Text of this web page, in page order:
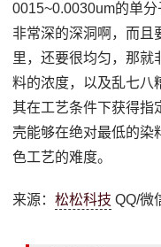
0015~0.0030um的单
非常深的深洞啊，而且
里，还要很均匀，那就
料的浓度，以及乱七八
其在工艺条件下获得指
壳能够在绝对最低的染
色工艺的难度。
来源：松松科技 QQ/微